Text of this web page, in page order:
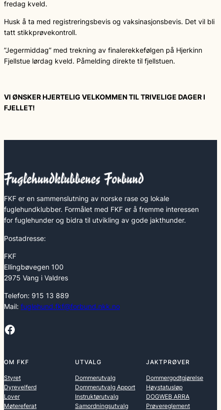
fredag kveld.
Husk å ta med registreringsbevis og vaksinasjonsbevis. Det vil bli
tatt stikkprøvekontroll.
”Jegermiddag” med trekning av finalerekkefølgen på Hjerkinn
Fjellstue lørdag kveld. Påmelding direkte til fjellstuen.
VI ØNSKER HJERTELIG VELKOMMEN TIL TRIVELIGE DAGER I
FJELLET!
FKF er en sammenslutning av norske rase og lokale
fuglehundklubber. Formålet med FKF er å fremme interessen
for fuglehunder og bidra til utvikling av gode jakthunder.
Postadresse:
FKF
Ellingbøvegen 100
2975 Vang i Valdres
Telefon: 915 13 889
Mail: fuglehund.fkf@forbund.nkk.no
Facebook
OM FKF
Styret
Dyrevelferd
Lover
Møtereferat
UTVALG
Dommerutvalg
Dommerutvalg Apport
Instruktørutvalg
Samordningsutvalg
JAKTPRØVER
Dommergodtgjørelse
Høystatusløp
DOGWEB ARRA
Prøvereglement